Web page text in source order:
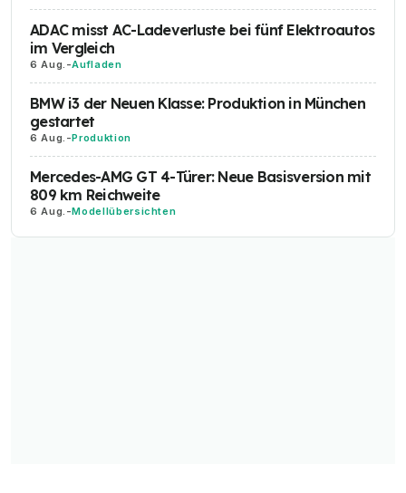
ADAC misst AC-Ladeverluste bei fünf Elektroautos
im Vergleich
6 Aug. -Aufladen
BMW i3 der Neuen Klasse: Produktion in München
gestartet
6 Aug. -Produktion
Mercedes-AMG GT 4-Türer: Neue Basisversion mit
809 km Reichweite
6 Aug. -Modellübersichten